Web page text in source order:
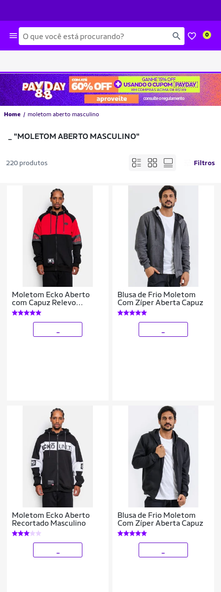
Busca 0
Home moletom aberto masculino
"MOLETOM ABERTO MASCULINO"
220 produtos Filtros
Moletom Ecko Aberto
com Capuz Relevo
Masculino
Blusa de Frio Moletom
Com Zíper Aberta Capuz
Moletom Ecko Aberto
Recortado Masculino
Blusa de Frio Moletom
Com Zíper Aberta Capuz